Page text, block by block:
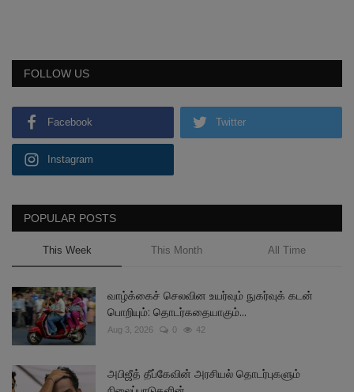
FOLLOW US
Facebook Twitter
Instagram
POPULAR POSTS
This Week This Month All Time
வாழ்க்கைச் செலவின உயர்வும் நுகர்வுக் கடன்
பொறியும்: தொடர்கதையாகும்...
Aug 3, 2026 0 42
அபிஜீத் தீப்கேவின் அரசியல் தொடர்புகளும்